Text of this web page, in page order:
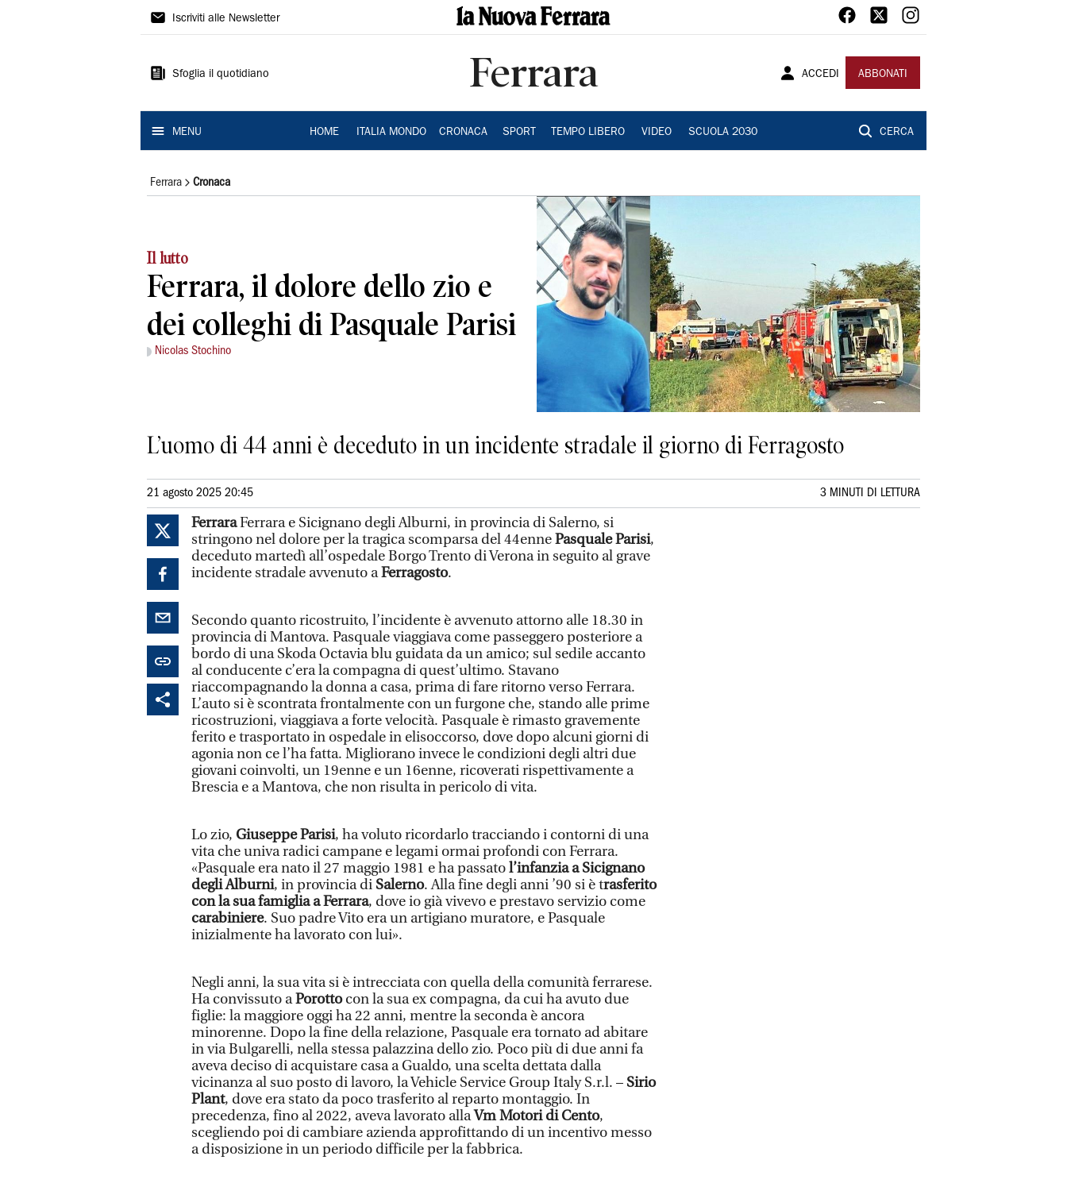
La
Ferrara
Iscriviti alle Newsletter
Sfoglia il quotidiano Ferrara ACCEDI ABBONATI
MENU HOME ITALIA MONDO CRONACA SPORT TEMPO LIBERO VIDEO SCUOLA 2030 CERCA
Ferrara Cronaca
Il lutto
Ferrara, il dolore dello zio e
dei colleghi di Pasquale Parisi
Nicolas Stochino
L’uomo di 44 anni è deceduto in un incidente stradale il giorno di Ferragosto
21 agosto 2025 20:45 3 MINUTI DI LETTURA
FerraraFerrara e Sicignano degli Alburni, in provincia di Salerno, si
stringono nel dolore per la tragica scomparsa del 44ennePasquale Parisi,
deceduto martedì all’ospedale Borgo Trento di Verona in seguito al grave
incidente stradale avvenuto aFerragosto.
Secondo quanto ricostruito, l’incidente è avvenuto attorno alle 18.30 in
provincia di Mantova. Pasquale viaggiava come passeggero posteriore a
bordo di una Skoda Octavia blu guidata da un amico; sul sedile accanto
al conducente c’era la compagna di quest’ultimo. Stavano
riaccompagnando la donna a casa, prima di fare ritorno verso Ferrara.
L’auto si è scontrata frontalmente con un furgone che, stando alle prime
ricostruzioni, viaggiava a forte velocità. Pasquale è rimasto gravemente
ferito e trasportato in ospedale in elisoccorso, dove dopo alcuni giorni di
agonia non ce l’ha fatta. Migliorano invece le condizioni degli altri due
giovani coinvolti, un 19enne e un 16enne, ricoverati rispettivamente a
Brescia e a Mantova, che non risulta in pericolo di vita.
Lo zio, Giuseppe Parisi, ha voluto ricordarlo tracciando i contorni di una
vita che univa radici campane e legami ormai profondi con Ferrara.
«Pasquale era nato il 27 maggio 1981 e ha passatol’infanzia a Sicignano
degli Alburni, in provincia di Salerno. Alla fine degli anni ’90 si è trasferito
con la sua famiglia a Ferrara, dove io già vivevo e prestavo servizio come
carabiniere. Suo padre Vito era un artigiano muratore, e Pasquale
inizialmente ha lavorato con lui».
Negli anni, la sua vita si è intrecciata con quella della comunità ferrarese.
Ha convissuto aPorottocon la sua ex compagna, da cui ha avuto due
figlie: la maggiore oggi ha 22 anni, mentre la seconda è ancora
minorenne. Dopo la fine della relazione, Pasquale era tornato ad abitare
in via Bulgarelli, nella stessa palazzina dello zio. Poco più di due anni fa
aveva deciso di acquistare casa a Gualdo, una scelta dettata dalla
vicinanza al suo posto di lavoro, la Vehicle Service Group Italy S.r.l. – Sirio
Plant, dove era stato da poco trasferito al reparto montaggio. In
precedenza, fino al 2022, aveva lavorato allaVm Motori di Cento,
scegliendo poi di cambiare azienda approfittando di un incentivo messo
a disposizione in un periodo difficile per la fabbrica.